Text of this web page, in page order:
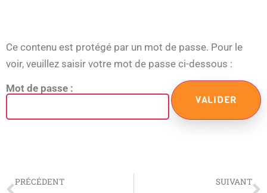
Ce contenu est protégé par un mot de passe. Pour le
voir, veuillez saisir votre mot de passe ci-dessous :
Mot de passe :
PRÉCÉDENT SUIVANT